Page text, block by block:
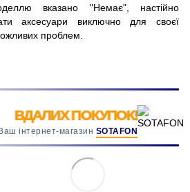
вказано "Немає", настійно
аксесуари виключно для своєї
проблем.
ВДАЛИХ ПОКУПОК!
інтернет-магазин SOTAFON